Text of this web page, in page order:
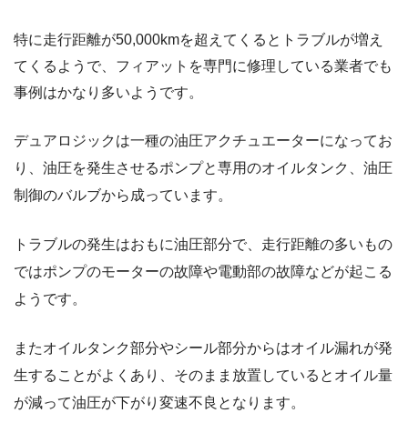
特に走行距離が50,000kmを超えてくるとトラブルが増え
てくるようで、フィアットを専門に修理している業者でも
事例はかなり多いようです。
デュアロジックは一種の油圧アクチュエーターになってお
り、油圧を発生させるポンプと専用のオイルタンク、油圧
制御のバルブから成っています。
トラブルの発生はおもに油圧部分で、走行距離の多いもの
ではポンプのモーターの故障や電動部の故障などが起こる
ようです。
またオイルタンク部分やシール部分からはオイル漏れが発
生することがよくあり、そのまま放置しているとオイル量
が減って油圧が下がり変速不良となります。